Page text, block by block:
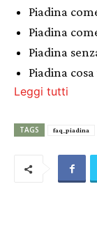
Piadina
Piadina
Piadina
Piadina
Leggi tutti
TAGS faq_piadina